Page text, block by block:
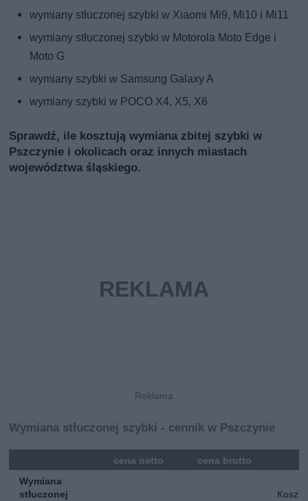
wymiany stłuczonej szybki w Xiaomi Mi9, Mi10 i Mi11
wymiany stłuczonej szybki w Motorola Moto Edge i
Moto G
wymiany szybki w Samsung Galaxy A
wymiany szybki w POCO X4, X5, X6
Sprawdź, ile kosztują wymiana zbitej szybki w
Pszczynie i okolicach oraz innych miastach
województwa śląskiego.
Wymiana stłuczonej szybki - cennik w Pszczynie
cena netto cena brutto
Wymiana
stłuczonej
Koszt